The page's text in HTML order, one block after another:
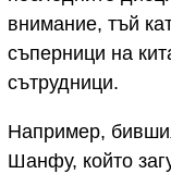
внимание, тъй
съперници на
сътрудници.
Например,
Шанфу, който